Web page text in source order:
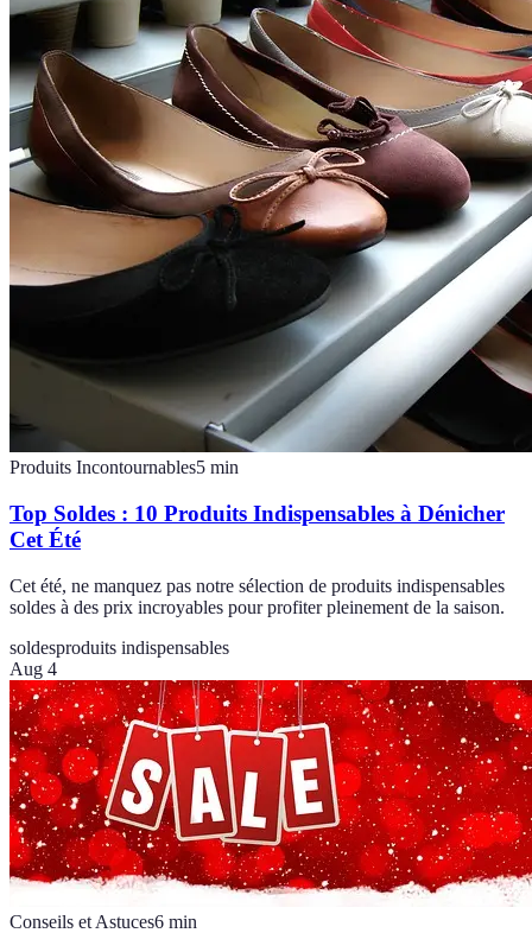
Produits Incontournables5 min
Top Soldes : 10 Produits Indispensables à Dénicher
Cet Été
Cet été, ne manquez pas notre sélection de produits indispensables
soldes à des prix incroyables pour profiter pleinement de la saison.
soldesproduits indispensables
Aug 4
Conseils et Astuces6 min